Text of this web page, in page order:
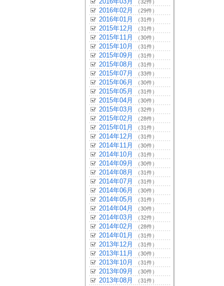
（32件）
2016年02月 （29件）
2016年01月 （31件）
2015年12月 （31件）
2015年11月 （30件）
2015年10月 （31件）
2015年09月 （31件）
2015年08月 （31件）
2015年07月 （33件）
2015年06月 （30件）
2015年05月 （31件）
2015年04月 （30件）
2015年03月 （32件）
2015年02月 （28件）
2015年01月 （31件）
2014年12月 （31件）
2014年11月 （30件）
2014年10月 （31件）
2014年09月 （30件）
2014年08月 （31件）
2014年07月 （31件）
2014年06月 （30件）
2014年05月 （31件）
2014年04月 （30件）
2014年03月 （32件）
2014年02月 （28件）
2014年01月 （31件）
2013年12月 （31件）
2013年11月 （30件）
2013年10月 （31件）
2013年09月 （30件）
2013年08月 （31件）